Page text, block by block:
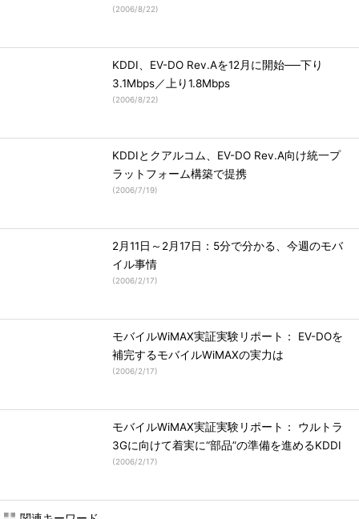
(2006/8/22)
KDDI、EV-DO Rev.Aを12月に開始──下り
3.1Mbps／上り1.8Mbps
(2006/8/22)
KDDIとクアルコム、EV-DO Rev.A向け統一プ
ラットフォーム構築で提携
(2006/7/19)
2月11日～2月17日：5分で分かる、今週のモバ
イル事情
(2006/2/17)
モバイルWiMAX実証実験リポート： EV-DOを
補完するモバイルWiMAXの実力は
(2006/2/17)
モバイルWiMAX実証実験リポート： ウルトラ
3Gに向けて着実に“部品”の準備を進めるKDDI
(2006/2/17)